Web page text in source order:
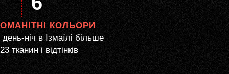
КОЛЬОРИ
ніч в Ізмаїлі більше
тканин і відтінків